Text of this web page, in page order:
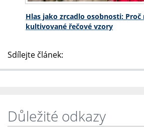
Hlas jako zrcadlo osobnosti: Proč
kultivované řečové vzory
Sdílejte článek:
Důležité odkazy